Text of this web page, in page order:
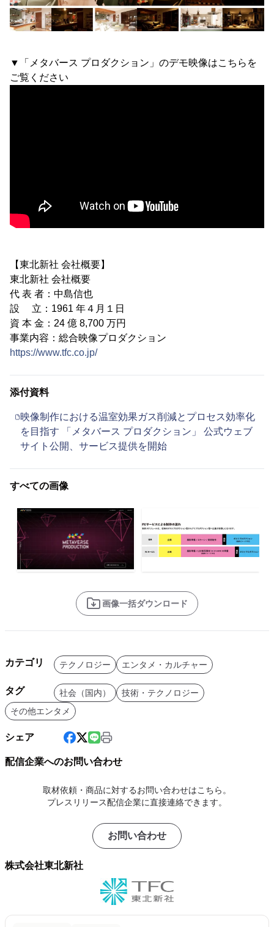
▼「メタバース プロダクション」のデモ映像はこちらを
ご覧ください
【東北新社 会社概要】
東北新社 会社概要
代 表 者：中島信也
設 立：1961 年４月１日
資 本 金：24 億 8,700 万円
事業内容：総合映像プロダクション
https://www.tfc.co.jp/
添付資料
映像制作における温室効果ガス削減とプロセス効率化
を目指す 「メタバース プロダクション」 公式ウェブ
サイト公開、サービス提供を開始
すべての画像
画像一括ダウンロード
カテゴリ テクノロジー エンタメ・カルチャー
タグ 社会（国内）
技術・テクノロジー
その他エンタメ
シェア
配信企業へのお問い合わせ
取材依頼・商品に対するお問い合わせはこちら。
プレスリリース配信企業に直接連絡できます。
お問い合わせ
株式会社東北新社